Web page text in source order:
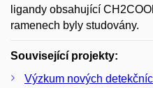
ligandy obsahující
ramenech byly studovány.
Související projekty:
Výzkum nových